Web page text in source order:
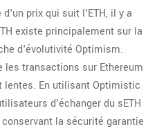
prix qui suit l'ETH, il y a
existe principalement sur la
d'évolutivité Optimism.
les transactions sur Ethereum
lentes. En utilisant Optimistic
d'échanger du sETH
la sécurité garantie